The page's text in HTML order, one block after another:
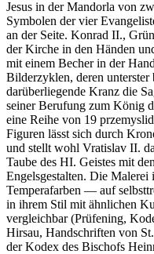
Jesus in der Mandorla von
Symbolen der vier
an der Seite. Konrad II.,
der Kirche in den Händen
mit einem Becher in der
Bilderzyklen, deren unterster
darüberliegende Kranz die
seiner Berufung zum König
eine Reihe von 19
Figuren lässt sich durch
und stellt wohl Vratislav II.
Taube des HI. Geistes mit
Engelsgestalten. Die
Temperafarben — auf
in ihrem Stil mit ähnlichen
vergleichbar (Prüfening,
Hirsau, Handschriften von
der Kodex des Bischofs